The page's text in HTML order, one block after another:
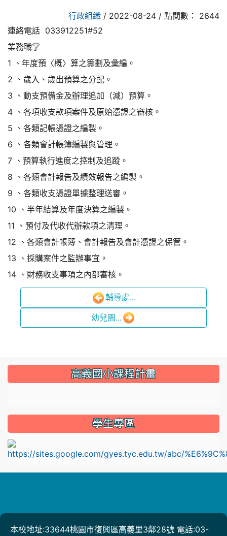
行政組織/ 2022-08-24 / 點閱數： 2644
連絡電話 033912251#52
業務職掌
1 、年度預〈概〉算之籌劃及彙編。
2 、歲入、歲出預算之分配。
3 、動支預備金及辦理追加（減）預算。
4 、各項收支款項案件及原始憑證之審核。
5 、各類記帳憑證之編製。
6 、各類會計帳簿編製與管理。
7 、預算執行進度之控制及追蹤。
8 、各類會計報告及績效報告之編製。
9 、各類收支憑證單據整理送審。
10 、半年結算及年度決算之編製。
11 、預付及代收代辦款項之清理。
12 、各類會計帳簿、會計報告及會計憑證之保管。
13 、採購案件之監辦事宜。
14 、財務收支事項之內部審核。
輔導處...
幼兒園...
::: 高義國小課程計畫
學生專區
本校地址:33644桃園市復興區高義里3鄰28號 電話:03-